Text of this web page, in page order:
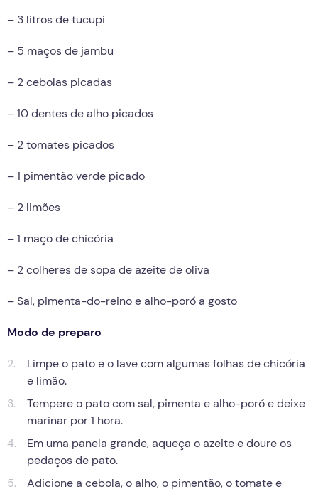
– 3 litros de tucupi
– 5 maços de jambu
– 2 cebolas picadas
– 10 dentes de alho picados
– 2 tomates picados
– 1 pimentão verde picado
– 2 limões
– 1 maço de chicória
– 2 colheres de sopa de azeite de oliva
– Sal, pimenta-do-reino e alho-poró a gosto
Modo de preparo
Limpe o pato e o lave com algumas folhas de chicória
e limão.
Tempere o pato com sal, pimenta e alho-poró e deixe
marinar por 1 hora.
Em uma panela grande, aqueça o azeite e doure os
pedaços de pato.
Adicione a cebola, o alho, o pimentão, o tomate e